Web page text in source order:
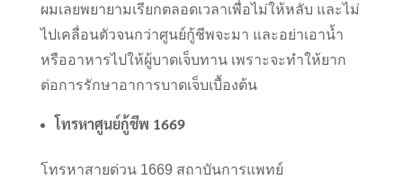
ผมเลยพยายามเรียกตลอดเวลาเพื่อไม่ให้หลับ และไม่
ไปเคลื่อนตัวจนกว่าศูนย์กู้ชีพจะมา และอย่าเอาน้ำ
หรืออาหารไปให้ผู้บาดเจ็บทาน เพราะจะทำให้ยาก
ต่อการรักษาอาการบาดเจ็บเบื้องต้น
โทรหาศูนย์กู้ชีพ 1669
โทรหาสายด่วน 1669 สถาบันการแพทย์